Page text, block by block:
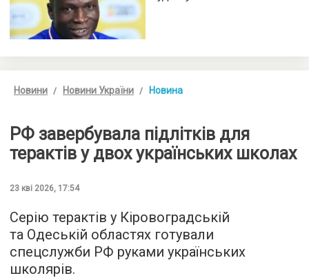
Новини Новини України Новина
РФ завербувала підлітків для
терактів у двох українських школах
23 кві 2026, 17:54
Серію терактів у Кіровоградській
та Одеській областях готували
спецслужби РФ руками українських
школярів.